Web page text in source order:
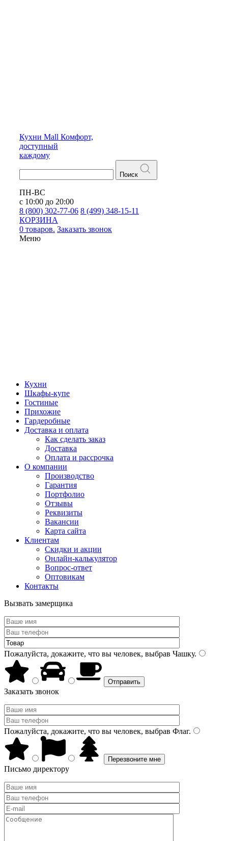
Кухни Mall Комфорт,
доступный
каждому
Поиск
ПН-ВС
с 10:00 до 20:00
8 (800) 302-77-06 8 (499) 348-15-11
КОРЗИНА
0 товаров. Заказать звонок
Меню
Кухни
Шкафы-купе
Гостиные
Прихожие
Гардеробные
Доставка и оплата
Как сделать заказ
Доставка
Оплата и рассрочка
О компании
Производство
Гарантия
Портфолио
Отзывы
Реквизиты
Вакансии
Карта сайта
Клиентам
Скидки и акции
Онлайн-калькулятор
Вопрос-ответ
Оптовикам
Контакты
Вызвать замерщика
Пожалуйста, докажите, что вы человек, выбрав Чашку.
Заказать звонок
Пожалуйста, докажите, что вы человек, выбрав Флаг.
Письмо директору